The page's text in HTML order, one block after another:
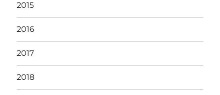
2015
2016
2017
2018